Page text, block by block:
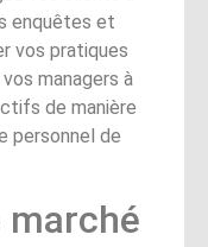
enquêtes et
vos pratiques
managers à
de manière
personnel de
marché